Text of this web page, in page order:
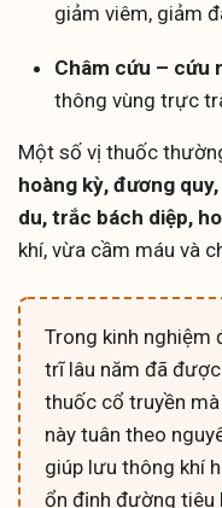
giảm viêm, giảm
Châm cứu – cứu
thông vùng trực
Một số vị thuốc
hoàng kỳ, đương
du, trắc bách diệp,
khí, vừa cầm máu và
Trong kinh nghiệm
trĩ lâu năm đã
thuốc cổ truyền
này tuân theo
giúp lưu thông khí
ổn định đường tiêu